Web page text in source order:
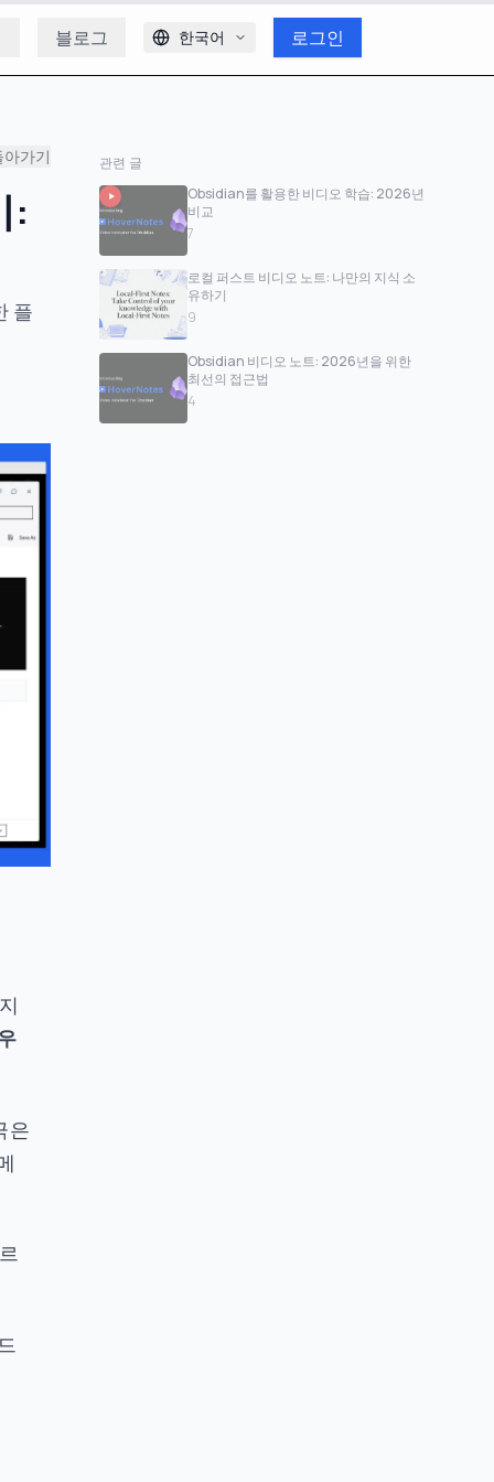
블로그 한국어 로그인
가기
:
플
은
관련 글
Obsidian를 활용한 비디오 학습: 2026년
비교
7
로컬 퍼스트 비디오 노트: 나만의 지식 소
유하기
9
Obsidian 비디오 노트: 2026년을 위한
최선의 접근법
4